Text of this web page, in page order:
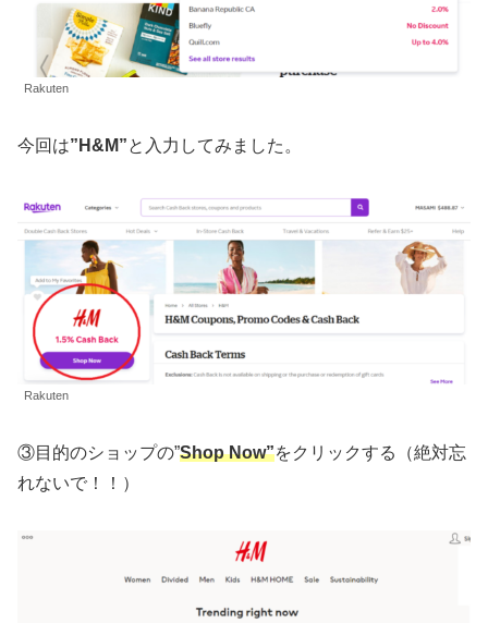
Rakuten
今回は”H&M”と入力してみました。
Rakuten
③目的のショップの”Shop Now”をクリックする（絶対忘
れないで！！）